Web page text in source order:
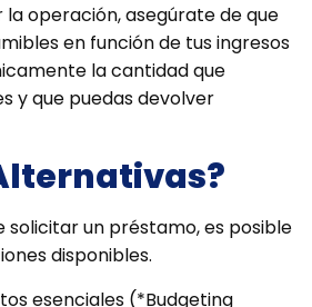
operación, asegúrate de que
en función de tus ingresos
la cantidad que
y que puedas devolver
solicitar un préstamo, es posible
disponibles.
esenciales (*Budgeting